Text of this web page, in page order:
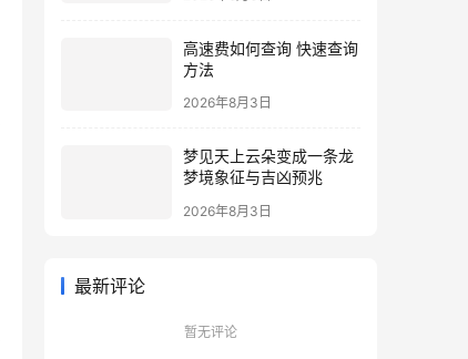
高速费如何查询 快速查询
方法
2026年8月3日
梦见天上云朵变成一条龙
梦境象征与吉凶预兆
2026年8月3日
最新评论
暂无评论